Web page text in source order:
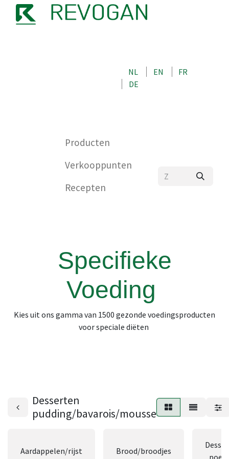
NL EN
FR
DE
Producten
Verkooppunten
Recepten
Specifieke
Voeding
Kies uit ons gamma van 1500 gezonde voedingsproducten
voor speciale diëten
Desserten
pudding/bavarois/mousse
Aardappelen/rijst Brood/broodjes